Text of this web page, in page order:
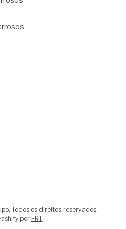
Todos os direitos reservados.
por FRT